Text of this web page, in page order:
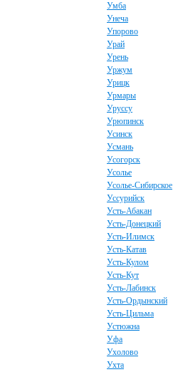
Умба
Унеча
Упорово
Урай
Урень
Уржум
Урицк
Урмары
Уруссу
Урюпинск
Усинск
Усмань
Усогорск
Усолье
Усолье-Сибирское
Уссурийск
Усть-Абакан
Усть-Донецкий
Усть-Илимск
Усть-Катав
Усть-Кулом
Усть-Кут
Усть-Лабинск
Усть-Ордынский
Усть-Цильма
Устюжна
Уфа
Ухолово
Ухта